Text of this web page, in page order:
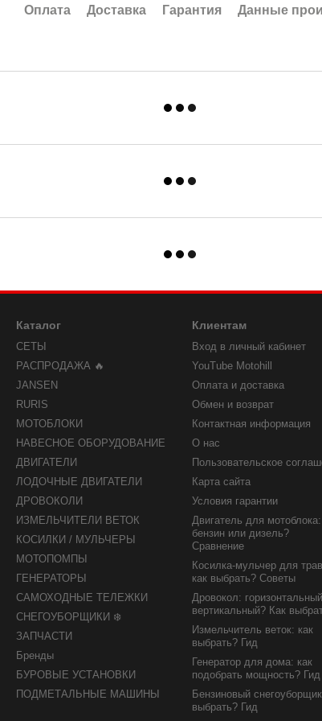
Оплата
Доставка Гарантия Данные
Каталог
СЕТЫ
РАСПРОДАЖА 🔥
JANSEN
RURIS
МОТОБЛОКИ
НАВЕСНОЕ ОБОРУДОВАНИЕ
ДВИГАТЕЛИ
ЛОДОЧНЫЕ ДВИГАТЕЛИ
ДРОВОКОЛИ
ИЗМЕЛЬЧИТЕЛИ ВЕТОК
КОСИЛКИ / МУЛЬЧЕРЫ
МОТОПОМПЫ
ГЕНЕРАТОРЫ
САМОХОДНЫЕ ТЕЛЕЖКИ
СНЕГОУБОРЩИКИ ❄️
ЗАПЧАСТИ
Бренды
БУРОВЫЕ УСТАНОВКИ
ПОДМЕТАЛЬНЫЕ МАШИНЫ
Клиентам
Вход в личный кабинет
YouTube Motohill
Оплата и доставка
Обмен и возврат
Контактная информация
О нас
Пользовательское
Карта сайта
Условия гарантии
Двигатель для мотоблока:
бензин или дизель?
Сравнение
Косилка-мульчер для
как выбрать? Советы
Дровокол:
вертикальный? Как
Измельчитель веток: как
выбрать? Гид
Генератор для дома: как
подобрать мощность? Гид
Бензиновый
выбрать? Гид